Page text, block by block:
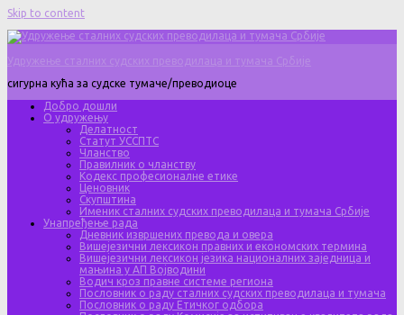
Skip to content
Удружење сталних судских преводилаца и тумача Србије
сигурна кућа за судске тумаче/преводиоце
Добро дошли
О удружењу
Делатност
Статут УССПТС
Чланство
Правилник о чланству
Кодекс професионалне етике
Ценовник
Скупштина
Именик сталних судских преводилаца и тумача Србије
Унапређење рада
Дневник извршених превода и овера
Вишејезични лексикон правних и економских термина
Вишејезични лексикон језика националних заједница и
мањина у АП Војводини
Водич кроз правне системе региона
Пословник о раду сталних судских преводилаца и тумача
Пословник о раду Етичког одбора